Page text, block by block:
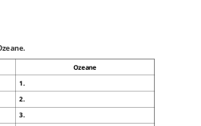
Ozeane
1.
2.
3.